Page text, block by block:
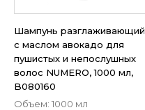
Шампунь разглаживающий
с маслом авокадо для
пушистых и непослушных
волос NUMERO, 1000 мл,
B080160
Объем: 1000 мл